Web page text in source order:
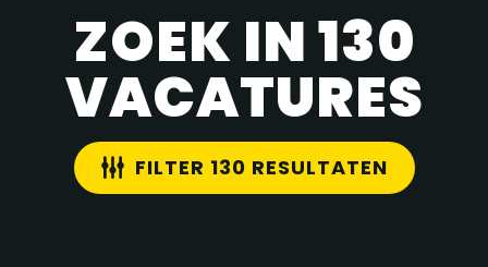
ZOEK IN 130
VACATURES
FILTER 130 RESULTATEN